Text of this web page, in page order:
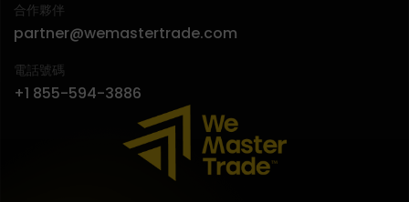
合作夥伴
partner@wemastertrade.com
電話號碼
+1 855-594-3886